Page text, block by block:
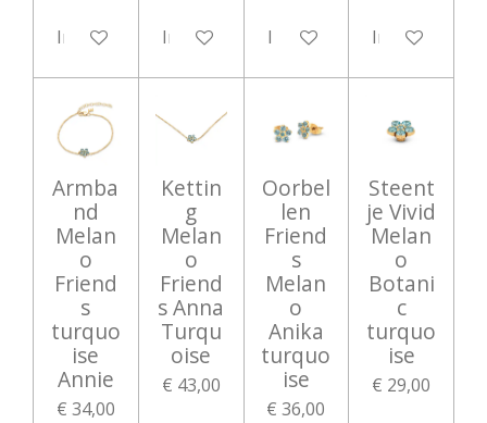
In winkelwagenIn winkelwagenIn winkelwagenIn
Armba
nd
Melan
o
Friend
s
turquo
ise
Annie
€ 34,00
Kettin
g
Melan
o
Friend
s Anna
Turqu
oise
€ 43,00
Oorbel
len
Friend
s
Melan
o
Anika
turquo
ise
€ 36,00
Steent
je Vivid
Melan
o
Botani
c
turquo
ise
€ 29,00